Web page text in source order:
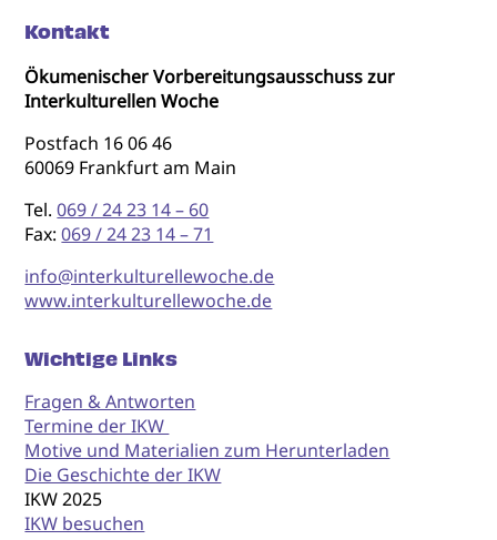
Kontakt
Ökumenischer Vorbereitungsausschuss zur
Interkulturellen Woche
Postfach 16 06 46
60069 Frankfurt am Main
Tel.069 / 24 23 14 – 60
Fax:069 / 24 23 14 – 71
info@interkulturellewoche.de
www.interkulturellewoche.de
Wichtige Links
Fragen & Antworten
Termine der IKW
Motive und Materialien zum Herunterladen
Die Geschichte der IKW
IKW 2025
IKW besuchen